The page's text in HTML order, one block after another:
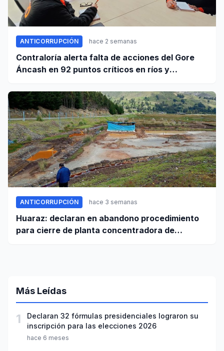
ANTICORRUPCIÓN hace 2 semanas
Contraloría alerta falta de acciones del Gore
Áncash en 92 puntos críticos en ríos y
ANTICORRUPCIÓN hace 3 semanas
Huaraz: declaran en abandono procedimiento
para cierre de planta concentradora de
Más Leídas
1
Declaran 32 fórmulas presidenciales lograron su
inscripción para las elecciones 2026
hace 6 meses